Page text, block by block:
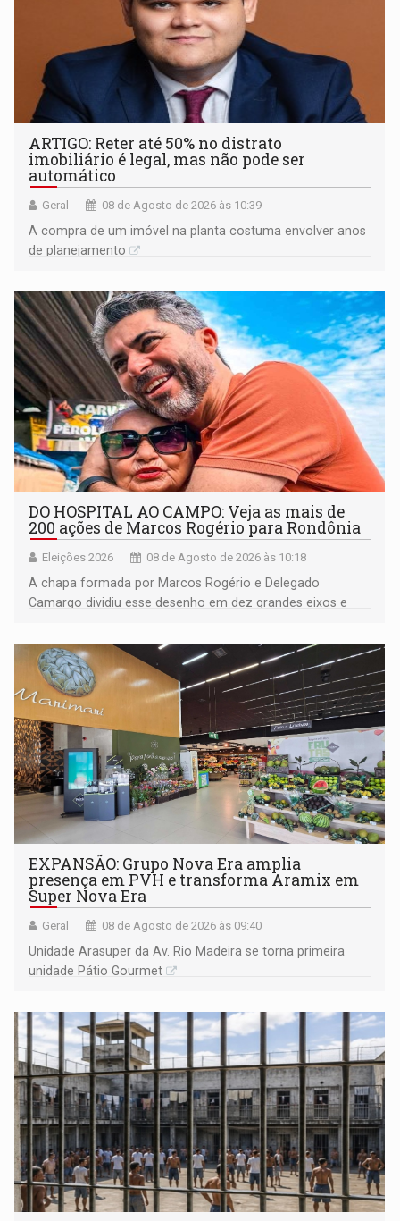
ARTIGO: Reter até 50% no distrato
imobiliário é legal, mas não pode ser
automático
Geral 08 de Agosto de 2026 às 10:39
A compra de um imóvel na planta costuma envolver anos
de planejamento
DO HOSPITAL AO CAMPO: Veja as mais de
200 ações de Marcos Rogério para Rondônia
Eleições 2026 08 de Agosto de 2026 às 10:18
A chapa formada por Marcos Rogério e Delegado
Camargo dividiu esse desenho em dez grandes eixos e
EXPANSÃO: Grupo Nova Era amplia
presença em PVH e transforma Aramix em
Super Nova Era
Geral 08 de Agosto de 2026 às 09:40
Unidade Arasuper da Av. Rio Madeira se torna primeira
unidade Pátio Gourmet